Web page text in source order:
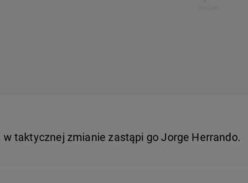
w taktycznej zmianie zastąpi go Jorge Herrando.